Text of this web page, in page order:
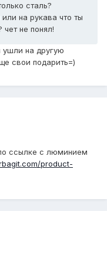
сталь?
на рукава что ты
не понял!
ушли на другую
свои подарить=)
ссылке с люминием
product-